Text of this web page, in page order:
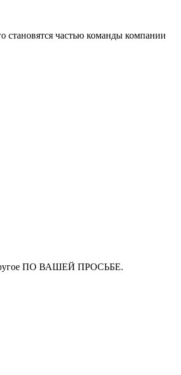
становятся частью команды компании
другое ПО ВАШЕЙ ПРОСЬБЕ.